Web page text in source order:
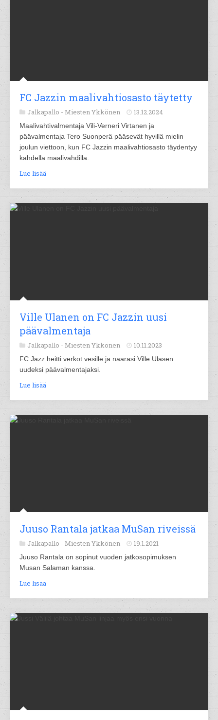
FC Jazzin maalivahtiosasto täytetty
Jalkapallo - Miesten Ykkönen 13.12.2024
Maalivahtivalmentaja Vili-Verneri Virtanen ja
päävalmentaja Tero Suonperä pääsevät hyvillä mielin
joulun viettoon, kun FC Jazzin maalivahtiosasto täydentyy
kahdella maalivahdilla.
Lue lisää
Ville Ulanen on FC Jazzin uusi
päävalmentaja
Jalkapallo - Miesten Ykkönen 10.11.2023
FC Jazz heitti verkot vesille ja naarasi Ville Ulasen
uudeksi päävalmentajaksi.
Lue lisää
Juuso Rantala jatkaa MuSan riveissä
Jalkapallo - Miesten Ykkönen 19.1.2021
Juuso Rantala on sopinut vuoden jatkosopimuksen
Musan Salaman kanssa.
Lue lisää